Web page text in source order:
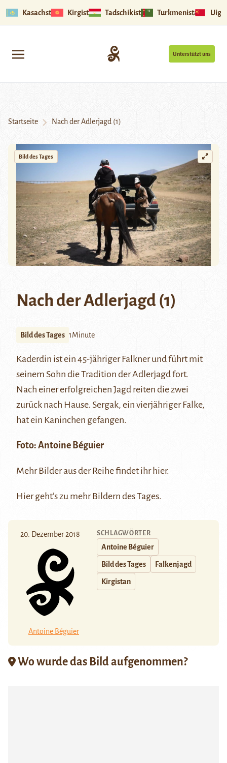
Kasachstan Kirgistan Tadschikistan Turkmenistan
Unterstützt uns
Startseite Nach der Adlerjagd (1)
Bild des Tages
Nach der Adlerjagd (1)
Bild des Tages 1Minute
Kaderdin ist ein 45-jähriger Falkner und führt mit
seinem Sohn die Tradition derAdlerjagdfort.
Nach einer erfolgreichen Jagd reiten die zwei
zurück nach Hause. Sergak, ein vierjähriger Falke,
hat ein Kaninchen gefangen.
Foto: Antoine Béguier
Mehr Bilder aus der Reihe findet ihr hier.
Hiergeht’s zu mehr Bildern des Tages.
20. Dezember 2018
Antoine Béguier
SCHLAGWÖRTER
Antoine Béguier
Bild des Tages Falkenjagd
Kirgistan
Wo wurde das Bild aufgenommen?